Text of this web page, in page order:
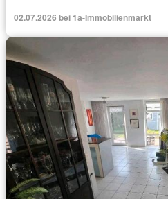
02.07.2026 bei 1a-Immobilienmarkt